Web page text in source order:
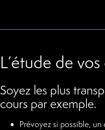
L’étude de
Soyez les plus
cours par exemple.
Prévoyez si possible,